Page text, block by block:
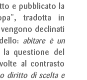
e pubblicato la
tradotta in
declinati
abitare è un
questione del
al contrasto
diritto di scelta e